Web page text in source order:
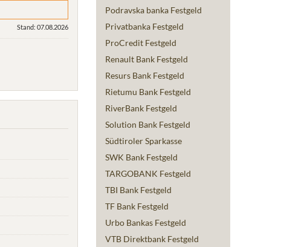
Stand: 07.08.2026
Podravska banka Festgeld
Privatbanka Festgeld
ProCredit Festgeld
Renault Bank Festgeld
Resurs Bank Festgeld
Rietumu Bank Festgeld
RiverBank Festgeld
Solution Bank Festgeld
Südtiroler Sparkasse
SWK Bank Festgeld
TARGOBANK Festgeld
TBI Bank Festgeld
TF Bank Festgeld
Urbo Bankas Festgeld
VTB Direktbank Festgeld